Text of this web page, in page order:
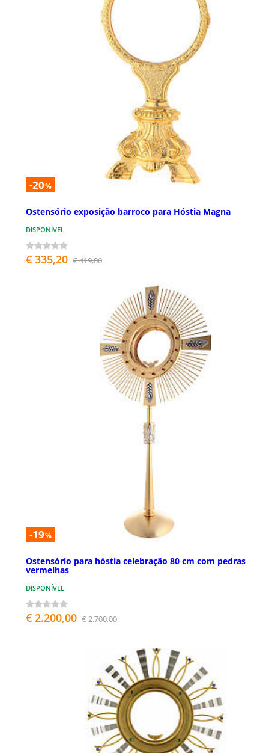
-20%
Ostensório exposição barroco para Hóstia Magna
DISPONÍVEL
€ 335,20 € 419,00
-19%
Ostensório para hóstia celebração 80 cm com pedras
vermelhas
DISPONÍVEL
€ 2.200,00 € 2.700,00